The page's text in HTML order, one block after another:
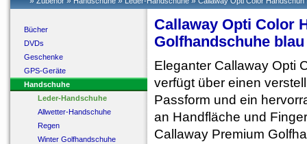
Bücher
DVDs
Geschenke
GPS-Geräte
Handschuhe
Leder-Handschuhe
Allwetter-Handschuhe
Regen
Winter Golfhandschuhe
Callaway Opti Color
Golfhandschuhe
Eleganter Callaway Opti
verfügt über einen
Passform und ein
an Handfläche und
Callaway Premium